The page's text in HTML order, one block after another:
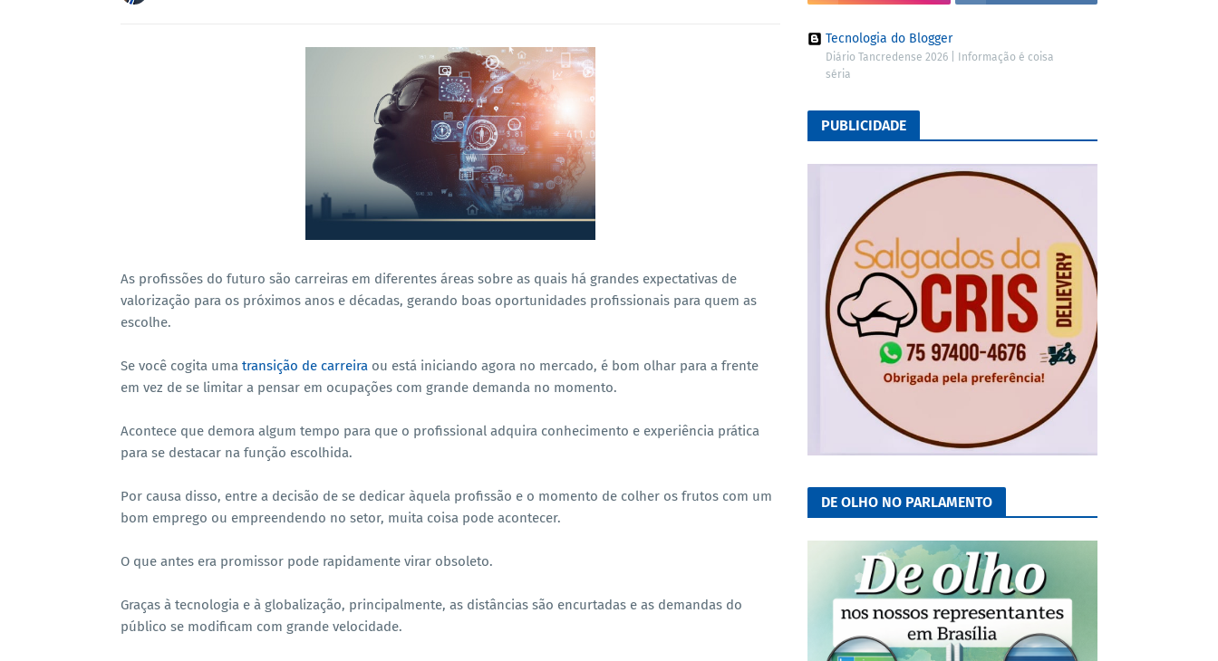
As profissões do futuro são carreiras em diferentes áreas sobre as quais há grandes expectativas de
valorização para os próximos anos e décadas, gerando boas oportunidades profissionais para quem as
escolhe.
Se você cogita uma transição de carreira ou está iniciando agora no mercado, é bom olhar para a frente
em vez de se limitar a pensar em ocupações com grande demanda no momento.
Acontece que demora algum tempo para que o profissional adquira conhecimento e experiência prática
para se destacar na função escolhida.
Por causa disso, entre a decisão de se dedicar àquela profissão e o momento de colher os frutos com um
bom emprego ou empreendendo no setor, muita coisa pode acontecer.
O que antes era promissor pode rapidamente virar obsoleto.
Graças à tecnologia e à globalização, principalmente, as distâncias são encurtadas e as demandas do
público se modificam com grande velocidade.
Tecnologia do Blogger
Diário Tancredense 2026 | Informação é coisa
séria
PUBLICIDADE
DE OLHO NO PARLAMENTO